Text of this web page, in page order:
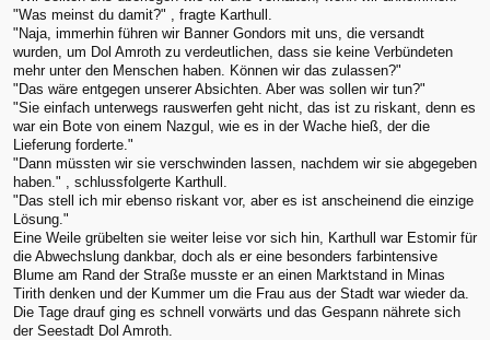
"Was meinst du damit?" , fragte Karthull.
"Naja, immerhin führen wir Banner Gondors mit uns, die versandt
wurden, um Dol Amroth zu verdeutlichen, dass sie keine Verbündeten
mehr unter den Menschen haben. Können wir das zulassen?"
"Das wäre entgegen unserer Absichten. Aber was sollen wir tun?"
"Sie einfach unterwegs rauswerfen geht nicht, das ist zu riskant, denn es
war ein Bote von einem Nazgul, wie es in der Wache hieß, der die
Lieferung forderte."
"Dann müssten wir sie verschwinden lassen, nachdem wir sie abgegeben
haben." , schlussfolgerte Karthull.
"Das stell ich mir ebenso riskant vor, aber es ist anscheinend die einzige
Lösung."
Eine Weile grübelten sie weiter leise vor sich hin, Karthull war Estomir für
die Abwechslung dankbar, doch als er eine besonders farbintensive
Blume am Rand der Straße musste er an einen Marktstand in Minas
Tirith denken und der Kummer um die Frau aus der Stadt war wieder da.
Die Tage drauf ging es schnell vorwärts und das Gespann nährete sich
der Seestadt Dol Amroth.